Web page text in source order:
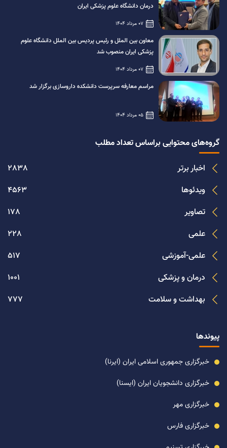
درمان دانشگاه علوم پزشکی ایران
07 مرداد 1404
معاون بین الملل و رئیس پردیس بین الملل دانشگاه علوم
پزشکی ایران منصوب شد
07 مرداد 1404
مراسم معارفه سرپرست دانشکده داروسازی برگزار شد
05 مرداد 1404
پیوندها
خبرگزاری جمهوری اسلامی ایران (ایرنا)
خبرگزاری دانشجویان ایران (ایسنا)
خبرگزاری مهر
خبرگزاری فارس
گروه‌های محتوایی براساس تعداد مطلب
اخبار برتر
2838
ویدئوها
4563
تصاویر
178
علمی
228
علمی-آموزشی
517
درمان و پزشکی
1001
بهداشت و سلامت
777